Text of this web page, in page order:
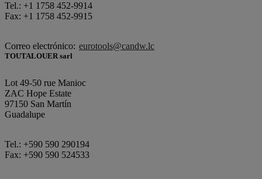
Tel.: +1 1758 452-9914
Fax: +1 1758 452-9915
Correo electrónico: eurotools@candw.lc
TOUTALOUER sarl
Lot 49-50 rue Manioc
ZAC Hope Estate
97150 San Martín
Guadalupe
Tel.: +590 590 290194
Fax: +590 590 524533